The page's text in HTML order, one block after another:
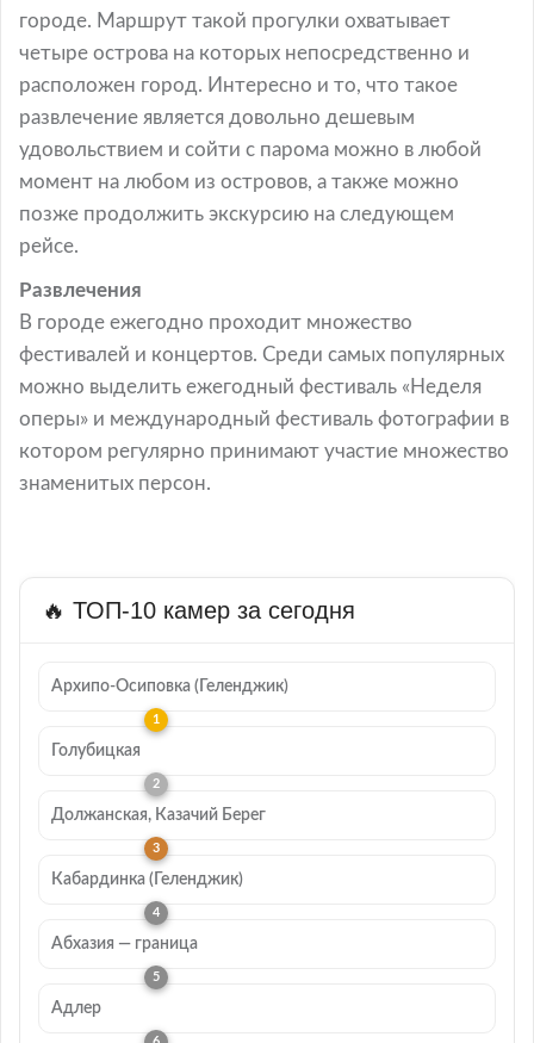
городе. Маршрут такой прогулки охватывает
четыре острова на которых непосредственно и
расположен город. Интересно и то, что такое
развлечение является довольно дешевым
удовольствием и сойти с парома можно в любой
момент на любом из островов, а также можно
позже продолжить экскурсию на следующем
рейсе.
Развлечения
В городе ежегодно проходит множество
фестивалей и концертов. Среди самых популярных
можно выделить ежегодный фестиваль «Неделя
оперы» и международный фестиваль фотографии в
котором регулярно принимают участие множество
знаменитых персон.
🔥 ТОП-10 камер за сегодня
Архипо-Осиповка (Геленджик)
Голубицкая
Должанская, Казачий Берег
Кабардинка (Геленджик)
Абхазия — граница
Адлер